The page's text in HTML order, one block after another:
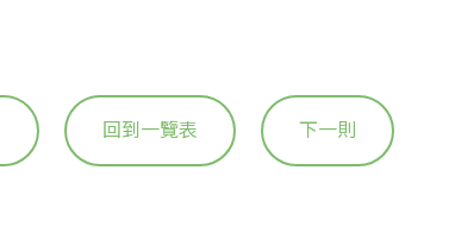
回到一覽表 下一則